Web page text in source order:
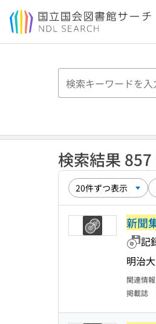
本文へ移動
検索結果 857
新聞
記
明治
関連情報
掲載誌